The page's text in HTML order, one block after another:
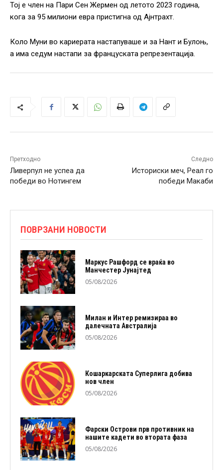
Тој е член на Пари Сен Жермен од летото 2023 година,
кога за 95 милиони евра пристигна од Ајнтрахт.
Коло Муни во кариерата настапуваше и за Нант и Булоњ,
а има седум настапи за француската репрезентација.
Претходно
Ливерпул не успеа да
победи во Нотингем
Следно
Историски меч, Реал го
победи Макаби
ПОВРЗАНИ НОВОСТИ
Маркус Рашфорд се враќа во
Манчестер Јунајтед
05/08/2026
Милан и Интер ремизираа во
далечната Австралија
05/08/2026
Кошаркарската Суперлига добива
нов член
05/08/2026
Фарски Острови прв противник на
нашите кадети во втората фаза
05/08/2026